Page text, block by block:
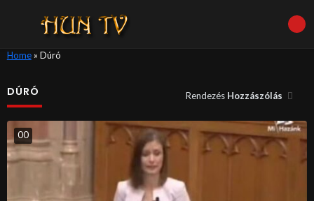
Home» Dúró
DÚRÓ Rendezés Hozzászólás
00